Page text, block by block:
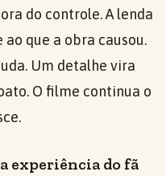
do controle. A lenda
que a obra causou.
Um detalhe vira
O filme continua o
experiência do fã